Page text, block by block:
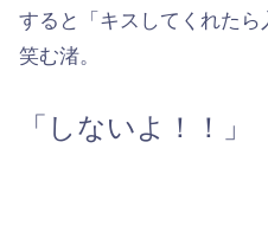
すると「キスしてくれた
笑む渚。
「しないよ！！」